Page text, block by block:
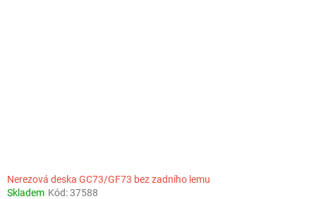
Nerezová deska GC73/GF73 bez zadního lemu
Skladem Kód:37588